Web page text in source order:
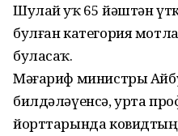
Шулай уҡ 65 йәштән
булған категория
буласаҡ.
Мәғариф министры
билдәләүенсә, урта
йорттарында ковидтың